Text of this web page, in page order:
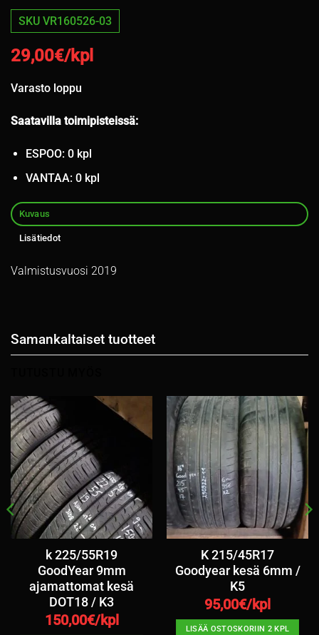
SKU VR160526-03
29,00€/kpl
Varasto loppu
Saatavilla toimipisteissä:
ESPOO: 0 kpl
VANTAA: 0 kpl
Kuvaus
Lisätiedot
Valmistusvuosi 2019
Samankaltaiset tuotteet
k 225/55R19
GoodYear 9mm
ajamattomat kesä
DOT18 / K3
150,00€/kpl
K 215/45R17
Goodyear kesä 6mm /
K5
95,00€/kpl
LISÄÄ OSTOSKORIIN 2 KPL